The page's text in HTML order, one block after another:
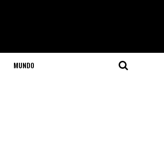
MUNDO